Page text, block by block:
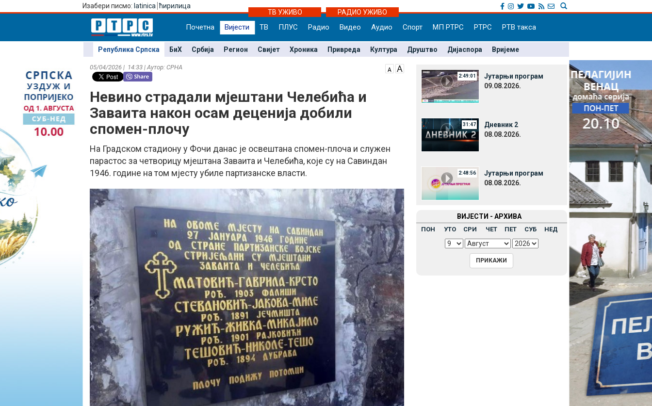
Изабери писмо: latinica ћирилица
ТВ УЖИВО
РАДИО УЖИВО
Почетна Вијести ТВ ПЛУС Радио Видео Аудио Спорт МП РТРС РТРС РТВ такса
Република Српска БиХ Србија Регион Свијет Хроника Привреда Култура Друштво Дијаспора Вријеме
05/04/2026 | 14:33 | Аутор: СРНА
Невино страдали мјештани Челебића и
Заваита након осам деценија добили
спомен-плочу
На Градском стадиону у Фочи данас је освештана спомен-плоча и служен
парастос за четворицу мјештана Заваита и Челебића, које су на Савиндан
1946. године на том мјесту убиле партизанске власти.
2:49:01
Јутарњи програм
09.08.2026.
31:47
Дневник 2
08.08.2026.
2:48:56
Јутарњи програм
08.08.2026.
ВИЈЕСТИ - АРХИВА
ПОН УТО СРИ ЧЕТ ПЕТ СУБ НЕД